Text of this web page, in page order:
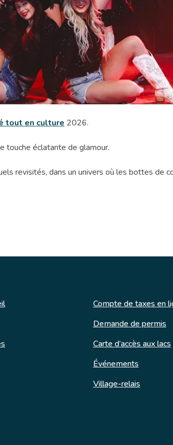
tout en culture 2026.
touche éclatante de glamour.
revisités, dans un univers où les bottes de
Compte de taxes en
Demande de permis
Carte d’accès aux lacs
Événements
Village-relais